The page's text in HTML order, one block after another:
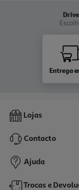
Entrega
Lojas
Contacto
Ajuda
Trocas e